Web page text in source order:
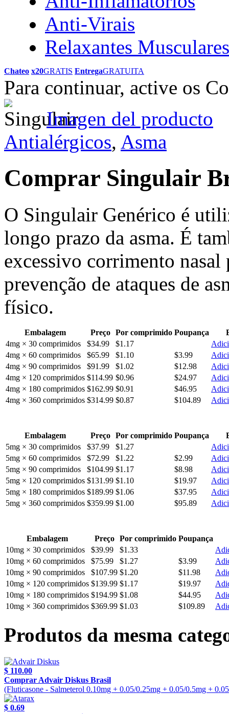
Anti-Virais
Relaxantes Musculares
Chateo x20GRATIS EntregaGRATUITA
Para continuar, active os
Imagen del producto
Antialérgicos, Asma
Comprar Singulair
O Singulair Genérico é
longo prazo da asma. É
excessivo corrimento
prevenção de ataques de
físico.
Embalagem Preço Por comprimido Poupança
4mg × 30 comprimidos
$34.99 $1.17
4mg × 60 comprimidos
$65.99 $1.10 $3.99
4mg × 90 comprimidos
$91.99 $1.02 $12.98
4mg × 120 comprimidos $114.99 $0.96 $24.97
4mg × 180 comprimidos $162.99 $0.91 $46.95
4mg × 360 comprimidos $314.99 $0.87 $104.89
Embalagem Preço Por comprimido Poupança
5mg × 30 comprimidos
$37.99 $1.27
5mg × 60 comprimidos
$72.99 $1.22 $2.99
5mg × 90 comprimidos
$104.99 $1.17 $8.98
5mg × 120 comprimidos $131.99 $1.10 $19.97
5mg × 180 comprimidos $189.99 $1.06 $37.95
5mg × 360 comprimidos $359.99 $1.00 $95.89
Embalagem Preço Por comprimido Poupança
10mg × 30 comprimidos
$39.99 $1.33
10mg × 60 comprimidos
$75.99 $1.27 $3.99
10mg × 90 comprimidos
$107.99 $1.20 $11.98
10mg × 120 comprimidos $139.99 $1.17 $19.97
10mg × 180 comprimidos $194.99 $1.08 $44.95
10mg × 360 comprimidos $369.99 $1.03 $109.89
Produtos da mesma
$ 110.00
Comprar Advair Diskus Brasil
(Fluticasone - Salmeterol 0.10mg + 0.05/0.25mg + 0.05/0.5mg +
$ 0.69